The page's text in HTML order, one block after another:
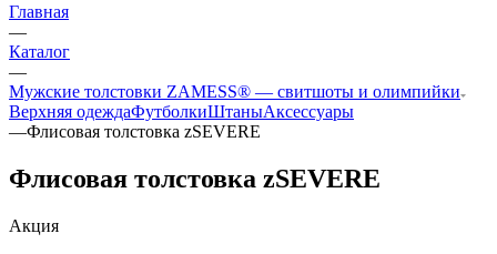
Главная
—
Каталог
—
Мужские толстовки ZAMESS® — свитшоты и олимпийки
Верхняя одеждаФутболкиШтаныАксессуары
—Флисовая толстовка zSEVERE
Флисовая толстовка zSEVERE
Акция